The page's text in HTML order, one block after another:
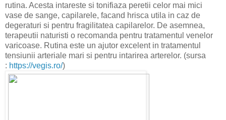
rutina. Acesta intareste si tonifiaza peretii celor mai mici
vase de sange, capilarele, facand hrisca utila in caz de
degeraturi si pentru fragilitatea capilarelor. De asemnea,
terapeutii naturisti o recomanda pentru tratamentul venelor
varicoase. Rutina este un ajutor excelent in tratamentul
tensiunii arteriale mari si pentru intarirea arterelor. (sursa
: https://vegis.ro/)